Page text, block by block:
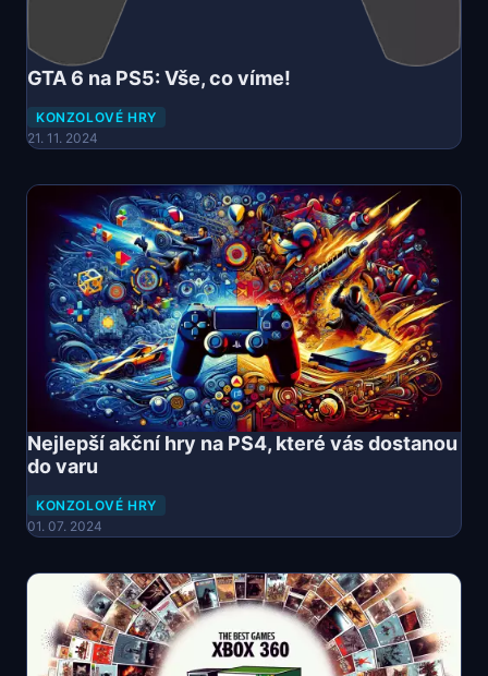
GTA 6 na PS5: Vše, co víme!
KONZOLOVÉ HRY
21. 11. 2024
Nejlepší akční hry na PS4, které vás dostanou
do varu
KONZOLOVÉ HRY
01. 07. 2024